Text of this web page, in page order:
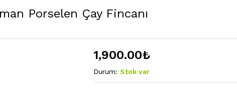
Porselen Çay Fincanı
1,900.00₺
Durum: Stok var